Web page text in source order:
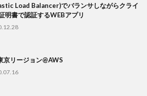
Load Balancer)でバランサしながらクライ
明書で認証するWEBアプリ
京リージョン@AWS